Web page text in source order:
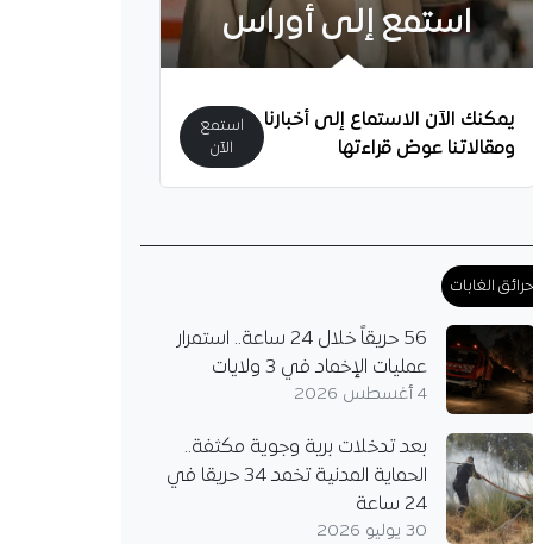
استمع إلى أوراس
يمكنك الآن الاستماع إلى أخبارنا
ومقالاتنا عوض قراءتها
استمع
الآن
الغابات
56 حريقاً خلال 24 ساعة.. استمرار
عمليات الإخماد في 3 ولايات
4 أغسطس 2026
بعد تدخلات برية وجوية مكثفة..
الحماية المدنية تخمد 34 حريقا في
24 ساعة
30 يوليو 2026